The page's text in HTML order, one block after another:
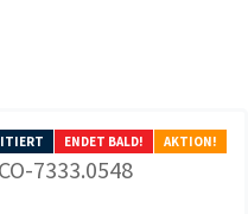
ENDET BALD! AKTION!
7333.0548